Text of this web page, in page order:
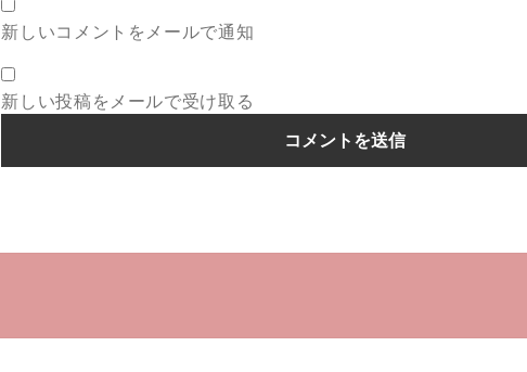
新しいコメントをメールで通知
新しい投稿をメールで受け取る